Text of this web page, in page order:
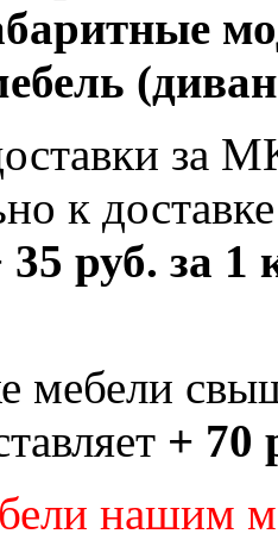
за
к
35 руб. за 1
мебели
+ 70
нашим